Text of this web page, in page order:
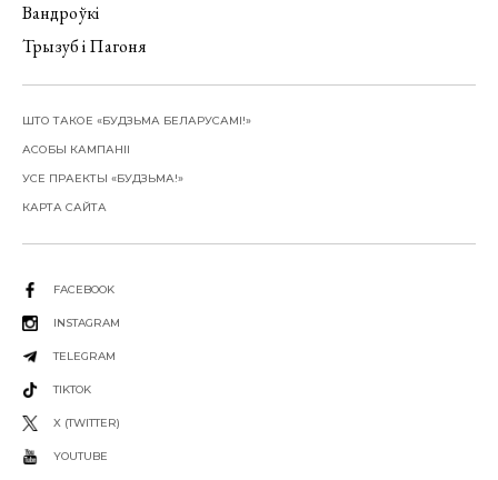
Вандроўкі
Трызуб і Пагоня
ШТО ТАКОЕ «БУДЗЬМА БЕЛАРУСАМІ!»
АСОБЫ КАМПАНІІ
УСЕ ПРАЕКТЫ «БУДЗЬМА!»
КАРТА САЙТА
FACEBOOK
INSTAGRAM
TELEGRAM
TIKTOK
X (TWITTER)
YOUTUBE